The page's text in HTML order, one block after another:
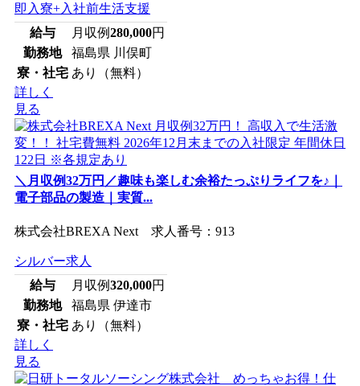
即入寮+入社前生活支援
給与
月収例280,000円
勤務地
福島県 川俣町
寮・社宅 あり（無料）
詳しく
見る
＼月収例32万円／趣味も楽しむ余裕たっぷりライフを♪｜
電子部品の製造｜実質...
株式会社BREXA Next 求人番号：913
シルバー求人
給与
月収例320,000円
勤務地
福島県 伊達市
寮・社宅 あり（無料）
詳しく
見る